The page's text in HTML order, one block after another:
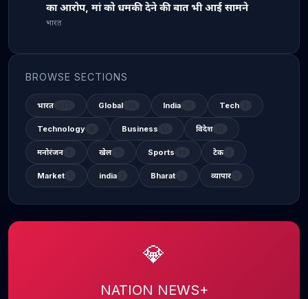
का आरोप, मां को धमकी देने की बात भी आई सामने
भारत
BROWSE SECTIONS
भारत Global India Tech
Technology Business विदेश
मनोरंजन खेल Sports टेक
Market india Bharat व्यापार
💎
NATION NEWS+